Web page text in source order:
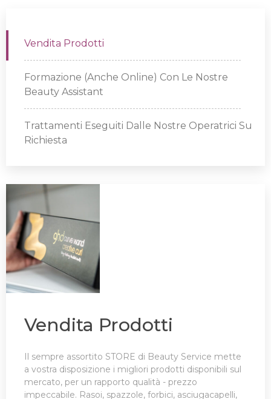
Vendita Prodotti
Formazione (anche Online) Con Le Nostre
Beauty Assistant
Trattamenti Eseguiti Dalle Nostre Operatrici Su
Richiesta
Vendita Prodotti
Il sempre assortito STORE di Beauty Service mette
a vostra disposizione i migliori prodotti disponibili sul
mercato, per un rapporto qualità - prezzo
impeccabile. Rasoi, spazzole, forbici, asciugacapelli,